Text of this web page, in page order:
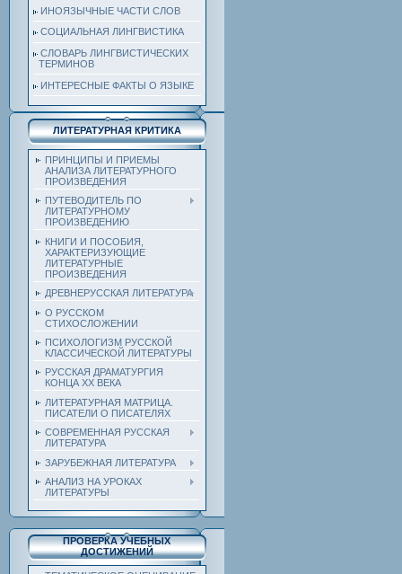
ИНОЯЗЫЧНЫЕ ЧАСТИ СЛОВ
СОЦИАЛЬНАЯ ЛИНГВИСТИКА
СЛОВАРЬ ЛИНГВИСТИЧЕСКИХ
ТЕРМИНОВ
ИНТЕРЕСНЫЕ ФАКТЫ О ЯЗЫКЕ
ЛИТЕРАТУРНАЯ КРИТИКА
ПРИНЦИПЫ И ПРИЕМЫ
АНАЛИЗА ЛИТЕРАТУРНОГО
ПРОИЗВЕДЕНИЯ
ПУТЕВОДИТЕЛЬ ПО
ЛИТЕРАТУРНОМУ
ПРОИЗВЕДЕНИЮ
КНИГИ И ПОСОБИЯ,
ХАРАКТЕРИЗУЮЩИЕ
ЛИТЕРАТУРНЫЕ
ПРОИЗВЕДЕНИЯ
ДРЕВНЕРУССКАЯ ЛИТЕРАТУРА
О РУССКОМ
СТИХОСЛОЖЕНИИ
ПСИХОЛОГИЗМ РУССКОЙ
КЛАССИЧЕСКОЙ ЛИТЕРАТУРЫ
РУССКАЯ ДРАМАТУРГИЯ
КОНЦА ХХ ВЕКА
ЛИТЕРАТУРНАЯ МАТРИЦА.
ПИСАТЕЛИ О ПИСАТЕЛЯХ
СОВРЕМЕННАЯ РУССКАЯ
ЛИТЕРАТУРА
ЗАРУБЕЖНАЯ ЛИТЕРАТУРА
АНАЛИЗ НА УРОКАХ
ЛИТЕРАТУРЫ
ПРОВЕРКА УЧЕБНЫХ
ДОСТИЖЕНИЙ